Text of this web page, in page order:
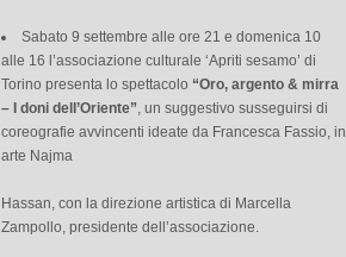
Sabato 9 settembre alle ore 21 e domenica 10
alle 16 l’associazione culturale ‘Apriti sesamo’ di
Torino presenta lo spettacolo “Oro, argento & mirra
– I doni dell’Oriente”, un suggestivo susseguirsi di
coreografie avvincenti ideate da Francesca Fassio, in
arte Najma
Hassan, con la direzione artistica di Marcella
Zampollo, presidente dell’associazione.